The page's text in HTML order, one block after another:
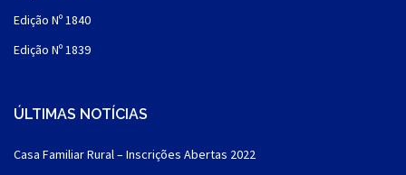
Edição Nº 1840
Edição Nº 1839
ÚLTIMAS NOTÍCIAS
Casa Familiar Rural – Inscrições Abertas 2022